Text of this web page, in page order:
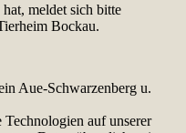
hat, meldet sich bitte
Bockau.
Aue-Schwarzenberg u.
auf unserer